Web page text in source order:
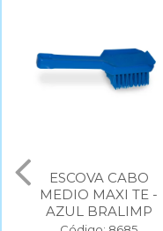
ESCOVA CABO
MEDIO MAXI TE -
AZUL BRALIMP